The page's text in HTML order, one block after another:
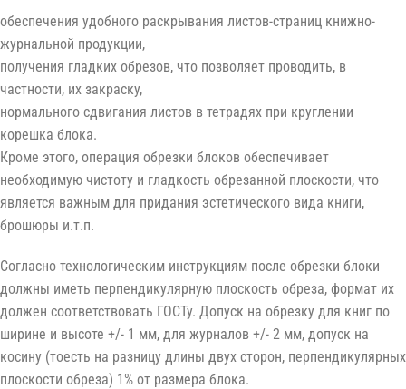
обеспечения удобного раскрывания листов-страниц книжно-
журнальной продукции,
получения гладких обрезов, что позволяет проводить, в
частности, их закраску,
нормального сдвигания листов в тетрадях при круглении
корешка блока.
Кроме этого, операция обрезки блоков обеспечивает
необходимую чистоту и гладкость обрезанной плоскости, что
является важным для придания эстетического вида книги,
брошюры и.т.п.
Согласно технологическим инструкциям после обрезки блоки
должны иметь перпендикулярную плоскость обреза, формат их
должен соответствовать ГОСТу. Допуск на обрезку для книг по
ширине и высоте +/- 1 мм, для журналов +/- 2 мм, допуск на
косину (тоесть на разницу длины двух сторон, перпендикулярных
плоскости обреза) 1% от размера блока.